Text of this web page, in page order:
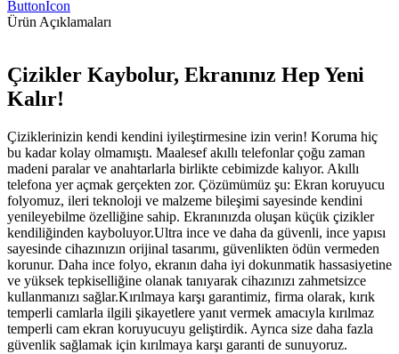
ButtonIcon
Ürün Açıklamaları
Çizikler Kaybolur, Ekranınız Hep Yeni
Kalır!
Çiziklerinizin kendi kendini iyileştirmesine izin verin! Koruma hiç
bu kadar kolay olmamıştı. Maalesef akıllı telefonlar çoğu zaman
madeni paralar ve anahtarlarla birlikte cebimizde kalıyor. Akıllı
telefona yer açmak gerçekten zor. Çözümümüz şu: Ekran koruyucu
folyomuz, ileri teknoloji ve malzeme bileşimi sayesinde kendini
yenileyebilme özelliğine sahip. Ekranınızda oluşan küçük çizikler
kendiliğinden kayboluyor.Ultra ince ve daha da güvenli, ince yapısı
sayesinde cihazınızın orijinal tasarımı, güvenlikten ödün vermeden
korunur. Daha ince folyo, ekranın daha iyi dokunmatik hassasiyetine
ve yüksek tepkiselliğine olanak tanıyarak cihazınızı zahmetsizce
kullanmanızı sağlar.Kırılmaya karşı garantimiz, firma olarak, kırık
temperli camlarla ilgili şikayetlere yanıt vermek amacıyla kırılmaz
temperli cam ekran koruyucuyu geliştirdik. Ayrıca size daha fazla
güvenlik sağlamak için kırılmaya karşı garanti de sunuyoruz.